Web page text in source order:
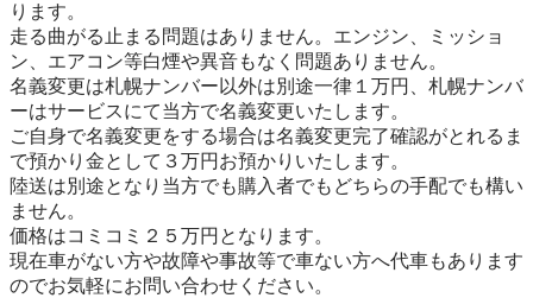
ります。
走る曲がる止まる問題はありません。エンジン、ミッショ
ン、エアコン等白煙や異音もなく問題ありません。
名義変更は札幌ナンバー以外は別途一律１万円、札幌ナンバ
ーはサービスにて当方で名義変更いたします。
ご自身で名義変更をする場合は名義変更完了確認がとれるま
で預かり金として３万円お預かりいたします。
陸送は別途となり当方でも購入者でもどちらの手配でも構い
ません。
価格はコミコミ２５万円となります。
現在車がない方や故障や事故等で車ない方へ代車もあります
のでお気軽にお問い合わせください。